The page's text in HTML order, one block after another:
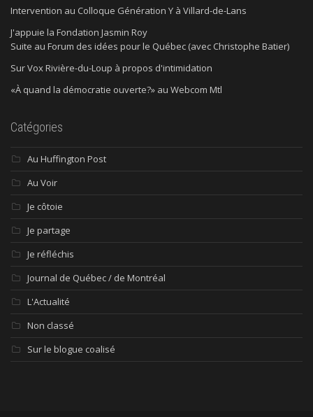
Intervention au Colloque Génération Y à Villard-de-Lans
J'appuie la Fondation Jasmin Roy
Suite au Forum des idées pour le Québec (avec Christophe Batier)
Sur Vox Rivière-du-Loup à propos d'intimidation
«À quand la démocratie ouverte?» au Webcom Mtl
Catégories
Au Huffington Post
Au Voir
Je côtoie
Je partage
Je réfléchis
Journal de Québec / de Montréal
L'Actualité
Non classé
Sur le blogue coalisé